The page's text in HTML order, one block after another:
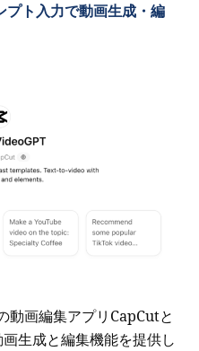
ト入力で動画生成・編
動画編集アプリCapCutと
生成と編集機能を提供し